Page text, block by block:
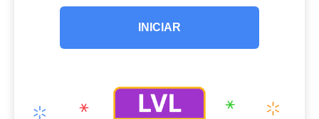
INICIAR